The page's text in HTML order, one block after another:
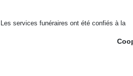
Les services funéraires ont été confiés à la